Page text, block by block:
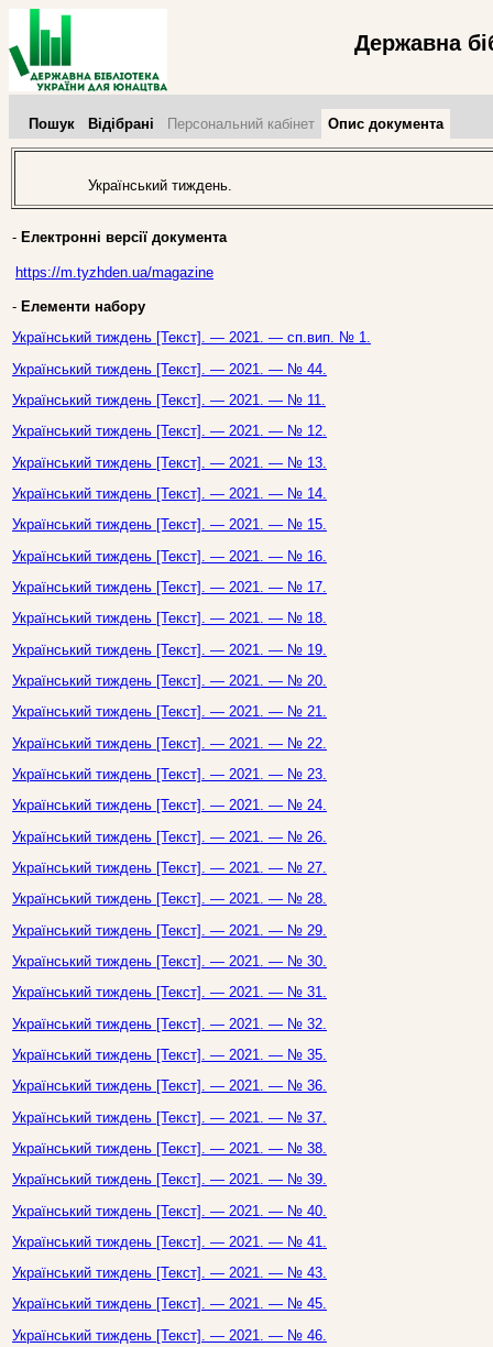
Державна
Пошук Відібрані Персональний кабінет Опис документа
Український тиждень.
- Електронні версії документа
https://m.tyzhden.ua/magazine
- Елементи набору
Український тиждень [Текст]. — 2021. — сп.вип. № 1.
Український тиждень [Текст]. — 2021. — № 44.
Український тиждень [Текст]. — 2021. — № 11.
Український тиждень [Текст]. — 2021. — № 12.
Український тиждень [Текст]. — 2021. — № 13.
Український тиждень [Текст]. — 2021. — № 14.
Український тиждень [Текст]. — 2021. — № 15.
Український тиждень [Текст]. — 2021. — № 16.
Український тиждень [Текст]. — 2021. — № 17.
Український тиждень [Текст]. — 2021. — № 18.
Український тиждень [Текст]. — 2021. — № 19.
Український тиждень [Текст]. — 2021. — № 20.
Український тиждень [Текст]. — 2021. — № 21.
Український тиждень [Текст]. — 2021. — № 22.
Український тиждень [Текст]. — 2021. — № 23.
Український тиждень [Текст]. — 2021. — № 24.
Український тиждень [Текст]. — 2021. — № 26.
Український тиждень [Текст]. — 2021. — № 27.
Український тиждень [Текст]. — 2021. — № 28.
Український тиждень [Текст]. — 2021. — № 29.
Український тиждень [Текст]. — 2021. — № 30.
Український тиждень [Текст]. — 2021. — № 31.
Український тиждень [Текст]. — 2021. — № 32.
Український тиждень [Текст]. — 2021. — № 35.
Український тиждень [Текст]. — 2021. — № 36.
Український тиждень [Текст]. — 2021. — № 37.
Український тиждень [Текст]. — 2021. — № 38.
Український тиждень [Текст]. — 2021. — № 39.
Український тиждень [Текст]. — 2021. — № 40.
Український тиждень [Текст]. — 2021. — № 41.
Український тиждень [Текст]. — 2021. — № 43.
Український тиждень [Текст]. — 2021. — № 45.
Український тиждень [Текст]. — 2021. — № 46.